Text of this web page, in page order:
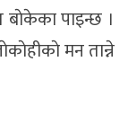
पाइन्छ ।
मन तान्ने